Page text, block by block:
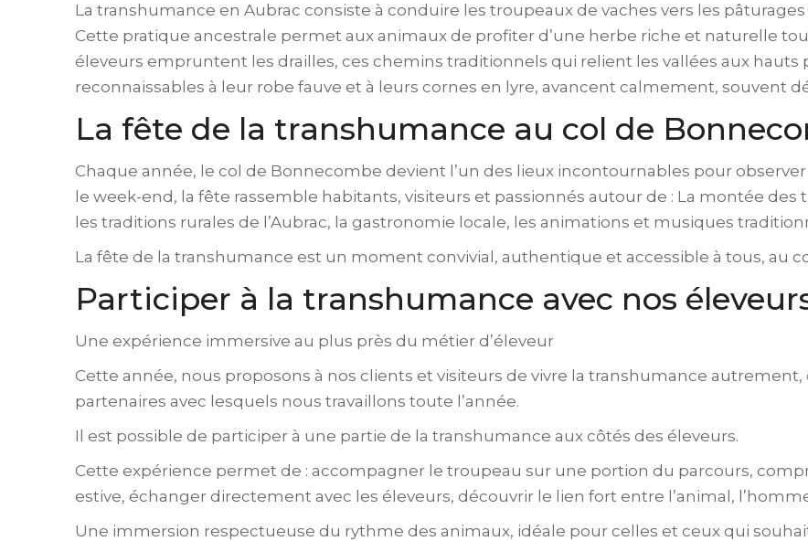
La transhumance en Aubrac consiste à conduire les troupeaux de vaches vers les
Cette pratique ancestrale permet aux animaux de profiter d’une herbe riche et naturelle
éleveurs empruntent les drailles, ces chemins traditionnels qui relient les vallées aux hauts
reconnaissables à leur robe fauve et à leurs cornes en lyre, avancent calmement, souvent
La fête de la transhumance au col de
Chaque année, le col de Bonnecombe devient l’un des lieux incontournables pour
le week-end, la fête rassemble habitants, visiteurs et passionnés autour de : La montée
les traditions rurales de l’Aubrac, la gastronomie locale, les animations et musiques
La fête de la transhumance est un moment convivial, authentique et accessible à tous, au
Participer à la transhumance avec nos
Une expérience immersive au plus près du métier d’éleveur
Cette année, nous proposons à nos clients et visiteurs de vivre la transhumance
partenaires avec lesquels nous travaillons toute l’année.
Il est possible de participer à une partie de la transhumance aux côtés des éleveurs.
Cette expérience permet de : accompagner le troupeau sur une portion du parcours,
estive, échanger directement avec les éleveurs, découvrir le lien fort entre l’animal,
Une immersion respectueuse du rythme des animaux, idéale pour celles et ceux qui